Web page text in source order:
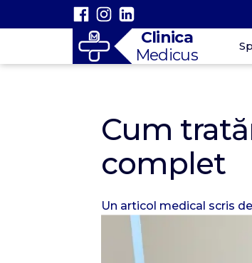
Clinica
Medicus
Cum
complet
Un articol medical scris de